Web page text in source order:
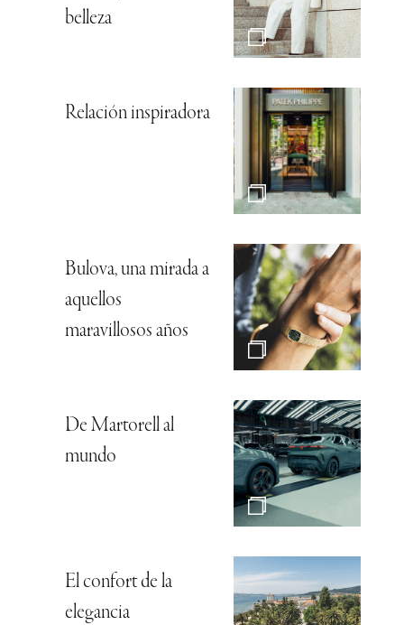
belleza
Relación inspiradora
Bulova, una mirada a
aquellos
maravillosos años
De Martorell al
mundo
El confort de la
elegancia